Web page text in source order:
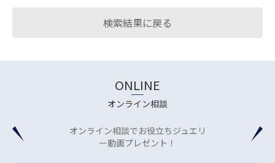
検索結果に戻る
ONLINE
オンライン相談
オンライン相談でお役立ちジュエリ
ー動画プレゼント！